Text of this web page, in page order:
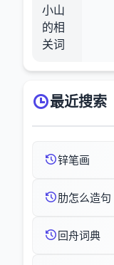
小山
的相
关词
最近搜索
锌笔画
肋怎么造句
回舟词典